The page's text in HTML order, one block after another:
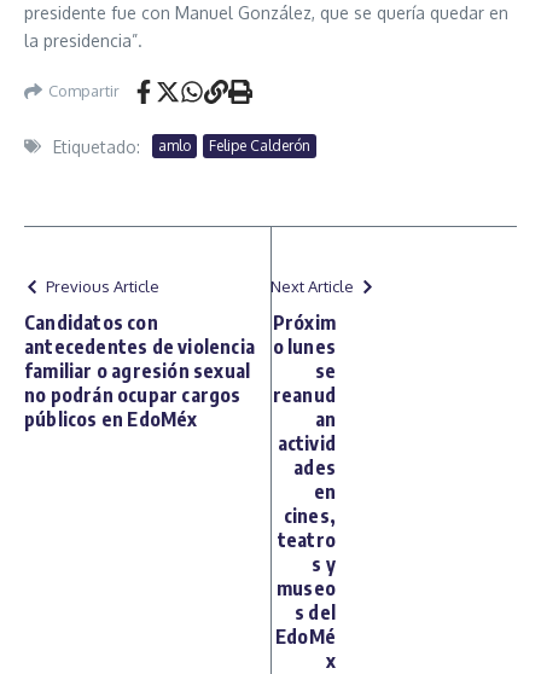
presidente fue con Manuel González, que se quería quedar en
la presidencia”.
Compartir
Etiquetado: amlo Felipe Calderón
Previous Article
Candidatos con
antecedentes de violencia
familiar o agresión sexual
no podrán ocupar cargos
públicos en EdoMéx
Next Article
Próxim
o lunes
se
reanud
an
activid
ades
en
cines,
teatro
s y
museo
s del
EdoMé
x